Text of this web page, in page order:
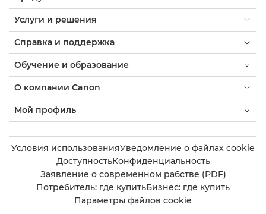
Услуги и решения
Справка и поддержка
Обучение и образование
О компании Canon
Мой профиль
Условия использованияУведомление о файлах cookie
ДоступностьКонфиденциальность
Заявление о современном рабстве (PDF)
Потребитель: где купитьБизнес: где купить
Параметры файлов cookie